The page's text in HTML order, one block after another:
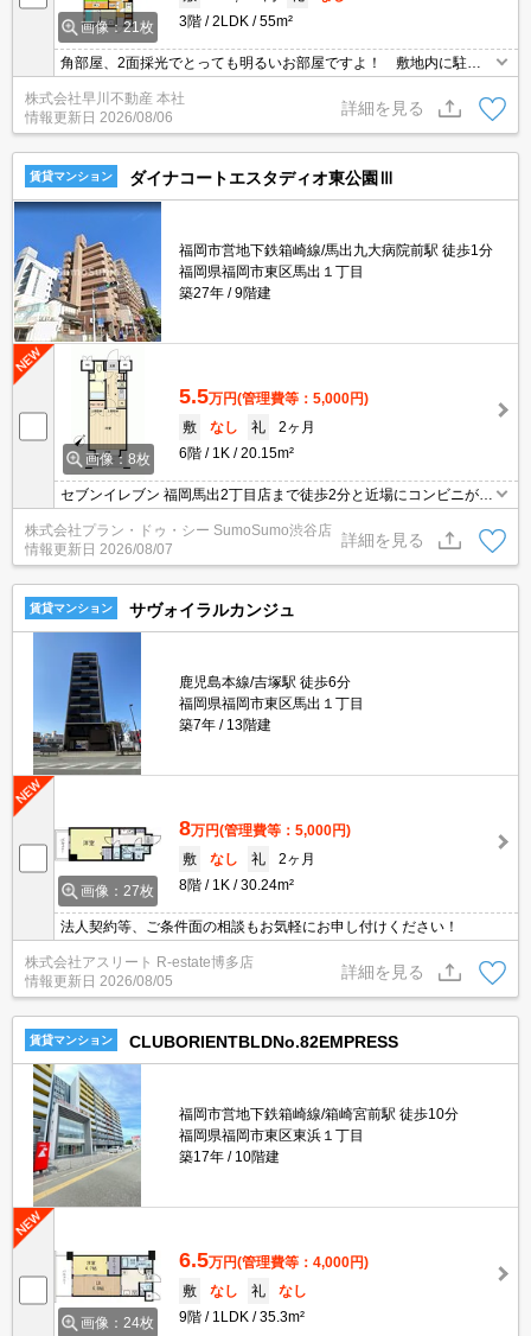
画像：21枚
3階
2LDK 55m²
角部屋、2面採光でとっても明るいお部屋ですよ！ 敷地内に駐車
場確保しております！
株式会社早川不動産 本社
情報更新日 2026/08/06
詳細を見る
賃貸マンション ダイナコートエスタディオ東公園Ⅲ
福岡市営地下鉄箱崎線/馬出九大病院前駅 徒歩1分
福岡県福岡市東区馬出１丁目
築27年
9階建
画像：8枚
5.5万円(管理費等：5,000円)
敷
なし 礼
2ヶ月
6階
1K 20.15m²
セブンイレブン 福岡馬出2丁目店まで徒歩2分と近場にコンビニがあ
るのもポイント。新生活もオートロック付きの物件で、安心して生
活できます。収納はクロゼット・シューズボックスなど豊富なの
で、広々と空間を利用することも可能です。駐輪場付きの物件で
す。
株式会社プラン・ドゥ・シー SumoSumo渋谷店
情報更新日 2026/08/07
詳細を見る
賃貸マンション サヴォイラルカンジュ
鹿児島本線/吉塚駅 徒歩6分
福岡県福岡市東区馬出１丁目
築7年
13階建
画像：27枚
8万円(管理費等：5,000円)
敷
なし 礼
2ヶ月
8階
1K 30.24m²
法人契約等、ご条件面の相談もお気軽にお申し付けください！
株式会社アスリート R-estate博多店
情報更新日 2026/08/05
詳細を見る
賃貸マンション CLUBORIENTBLDNo.82EMPRESS
福岡市営地下鉄箱崎線/箱崎宮前駅 徒歩10分
福岡県福岡市東区東浜１丁目
築17年
10階建
画像：24枚
6.5万円(管理費等：4,000円)
敷
なし 礼
なし
9階
1LDK 35.3m²